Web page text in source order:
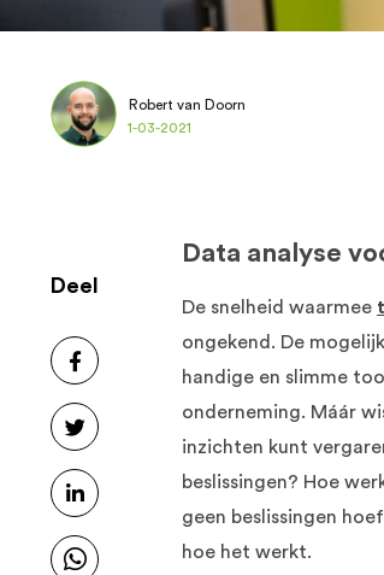
Robert van Doorn
1-03-2021
Deel
Data analyse
De snelheid waarmee
ongekend. De
handige en slimme
onderneming. Máár
inzichten kunt
beslissingen? Hoe
geen beslissingen
hoe het werkt.